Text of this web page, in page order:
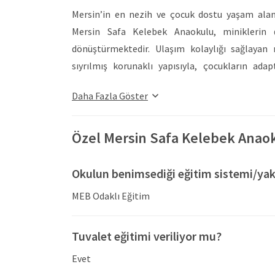
Mersin’in en nezih ve çocuk dostu yaşam
Mersin Safa Kelebek Anaokulu, miniklerin
dönüştürmektedir. Ulaşım kolaylığı
sıyrılmış korunaklı yapısıyla, çocukların
keşfetmesini destekleyen kurum, aile
güvenli bir zemin oluşturmaktadır. Çocuk
hareket edebileceği alanlar olarak
Küçük parmakların toprağın canlılığıyla
seslerin ve hayallerin özgürce bir araya
çağdaş yapıyı tamamlamaktadır. Klasik
Daha Fazla Göster
Özel Mersin Safa Kelebek
Okulun benimsediği eğitim sistemi/
MEB Odaklı Eğitim
Tuvalet eğitimi veriliyor mu?
Evet